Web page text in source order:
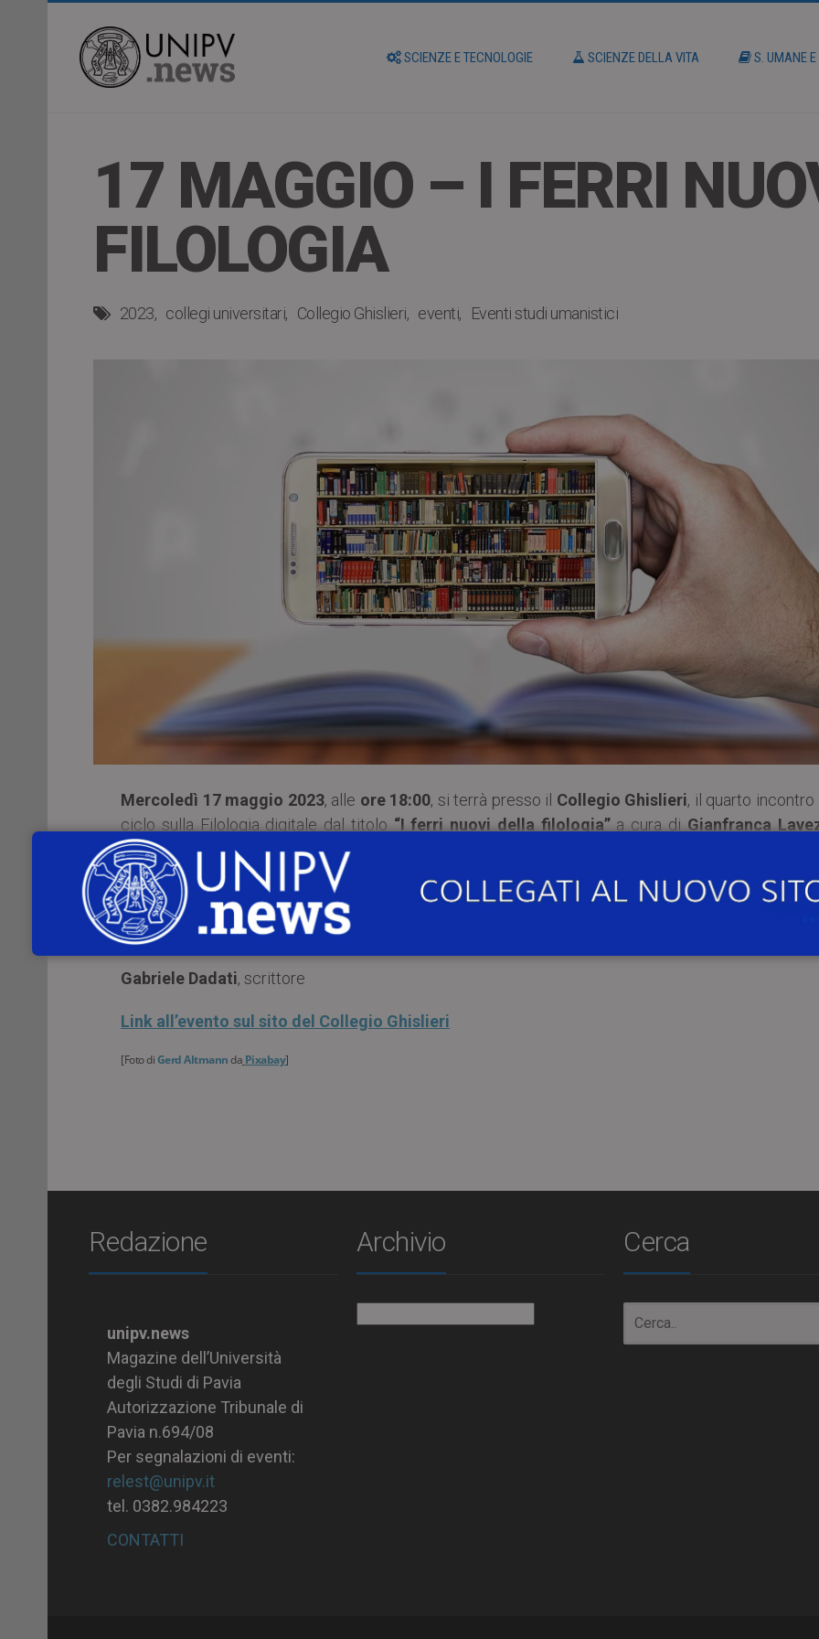
SCIENZE E TECNOLOGIE SCIENZE DELLA VITA S. UMANE
17 MAGGIO – I FERRI
FILOLOGIA
2023 collegi universitari Collegio Ghislieri eventi Eventi studi umanistici
Mercoledì 17 maggio 2023, alle ore 18:00, si terrà presso il Collegio Ghislieri, il quarto incontro
ciclo sulla Filologia digitale dal titolo “I ferri nuovi della filologia” a cura di Gianfranca
Beatrice Masciotti e Guido Mazza
L’appuntamento con:
Da Canova a Klimt: auto filologia di un autore di romanzi storici nell’epoca digitale
Gabriele Dadati, scrittore
Link all’evento sul sito del Collegio Ghislieri
[Foto diGerd Altmann da Pixabay]
Redazione
unipv.news
Magazine dell’Università
degli Studi di Pavia
Autorizzazione Tribunale di
Pavia n.694/08
Per segnalazioni di eventi:
relest@unipv.it
tel. 0382.984223
CONTATTI
Archivio Cerca